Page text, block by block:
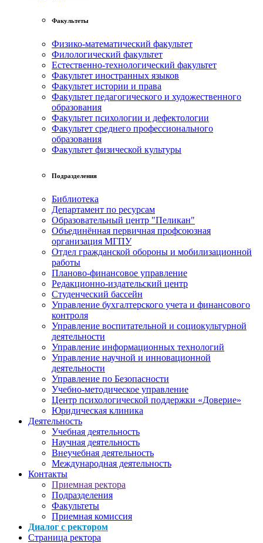
Факультеты
Физико-математический факультет
Филологический факультет
Естественно-технологический факультет
Факультет иностранных языков
Факультет истории и права
Факультет педагогического и художественного
образования
Факультет психологии и дефектологии
Факультет среднего профессионального
образования
Факультет физической культуры
Подразделения
Библиотека
Департамент по ресурсам
Образовательный центр "Пеликан"
Объединённая первичная профсоюзная
организация МГПУ
Отдел гражданской обороны и мобилизационной
работы
Планово-финансовое управление
Редакционно-издательский центр
Студенческий бассейн
Управление бухгалтерского учета и финансового
контроля
Управление воспитательной и социокультурной
деятельности
Управление информационных технологий
Управление научной и инновационной
деятельности
Управление по Безопасности
Учебно-методическое управление
Центр психологической поддержки «Доверие»
Юридическая клиника
Деятельность
Учебная деятельность
Научная деятельность
Внеучебная деятельность
Международная деятельность
Контакты
Приемная ректора
Подразделения
Факультеты
Приемная комиссия
Диалог с ректором
Страница ректора